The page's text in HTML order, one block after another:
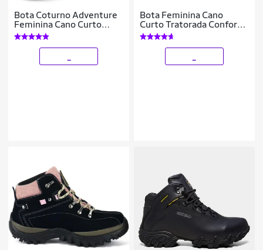
Bota Coturno Adventure
Feminina Cano Curto
Trilha Super Conforto -
Preto - 39
Bota Feminina Cano
Curto Tratorada Conforto
Casual Em Couro